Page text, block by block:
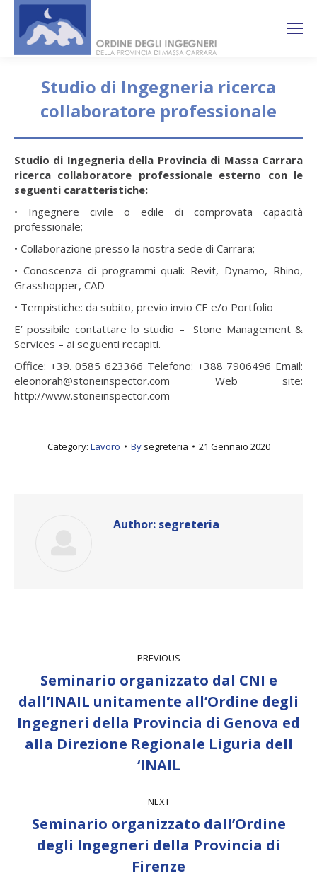
Studio di Ingegneria ricerca
collaboratore professionale
Studio di Ingegneria della Provincia di Massa Carrara
ricerca collaboratore professionale esterno con le
seguenti caratteristiche:
• Ingegnere civile o edile di comprovata capacità
professionale;
• Collaborazione presso la nostra sede di Carrara;
• Conoscenza di programmi quali: Revit, Dynamo, Rhino,
Grasshopper, CAD
• Tempistiche: da subito, previo invio CE e/o Portfolio
E’ possibile contattare lo studio – Stone Management &
Services – ai seguenti recapiti.
Office: +39. 0585 623366 Telefono: +388 7906496 Email:
eleonorah@stoneinspector.com Web site:
http://www.stoneinspector.com
Category: Lavoro By segreteria 21 Gennaio 2020
Author: segreteria
navigation
PREVIOUS
Previous
Seminario organizzato dal CNI e
dall’INAIL unitamente all’Ordine degli
Ingegneri della Provincia di Genova ed
alla Direzione Regionale Liguria dell
‘INAIL
NEXT
Next
Seminario organizzato dall’Ordine
degli Ingegneri della Provincia di
Firenze